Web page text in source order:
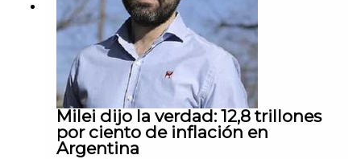
Milei dijo la verdad: 12,8 trillones
por ciento de inflación en
Argentina